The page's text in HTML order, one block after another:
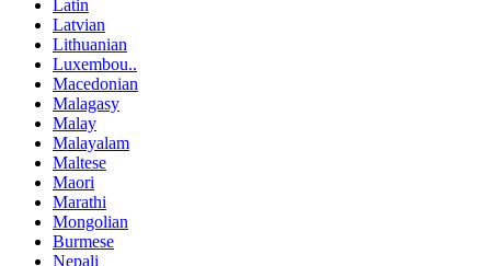
Latin
Latvian
Lithuanian
Luxembou..
Macedonian
Malagasy
Malay
Malayalam
Maltese
Maori
Marathi
Mongolian
Burmese
Nepali